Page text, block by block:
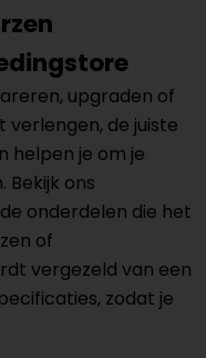
upgraden of
verlengen, de juiste
helpen je om je
Bekijk ons
onderdelen die het
of
vergezeld van een
zodat je